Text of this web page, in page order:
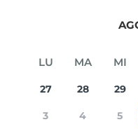
LU MA MI
27 28 29
3 4 5